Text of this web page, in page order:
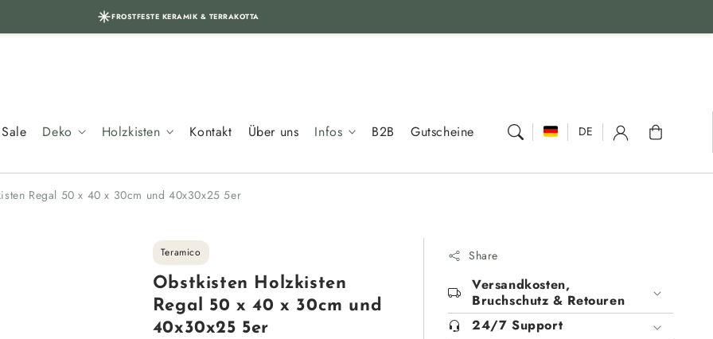
FROSTFESTE KERAMIK & TERRAKOTTA
Sale Deko Holzkisten Kontakt Über uns Infos B2B Gutscheine DE Warenkorb
Regal 50 x 40 x 30cm und 40x30x25 5er
Teramico
Obstkisten Holzkisten
Regal 50 x 40 x 30cm und
40x30x25 5er
Share
Versandkosten,
Bruchschutz & Retouren
24/7 Support